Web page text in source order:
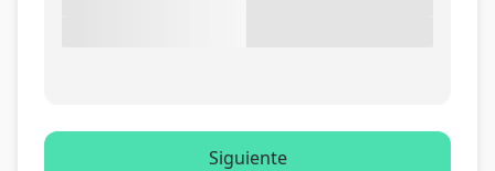
Siguiente